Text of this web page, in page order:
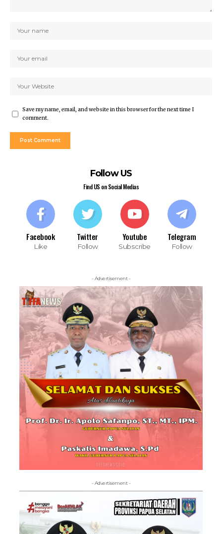
Save my name, email, and website in this browser for the next time I
comment.
Follow US
Find US on Social Medias
Facebook
Like
Twitter
Follow
Youtube
Subscribe
Telegram
Follow
- Advertisement -
- Advertisement -